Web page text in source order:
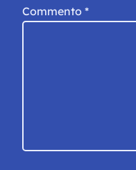
Commento *